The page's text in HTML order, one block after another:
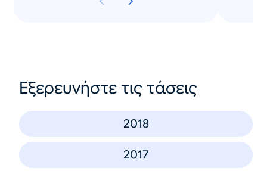
Εξερευνήστε τις τάσεις
2018
2017